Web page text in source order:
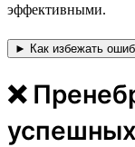
эффективными.
► Как избежать
❌